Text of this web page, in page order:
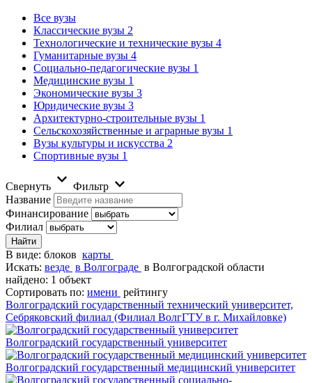
Все вузы
Классические вузы 2
Технологические и технические вузы 4
Гуманитарные вузы 4
Социально-педагогические вузы 1
Медицинские вузы 1
Экономические вузы 3
Юридические вузы 3
Архитектурно-строительные вузы 1
Сельскохозяйственные и аграрные вузы 1
Вузы культуры и искусства 2
Спортивные вузы 1
Свернуть
Фильтр
Название
Финансирование
Филиал
В виде: блоков карты
Искать: везде в Волгограде в Волгоградской области
найдено: 1 объект
Сортировать по: имени рейтингу
Волгоградский государственный технический университет,
Себряковский филиал (Филиал ВолгГТУ в г. Михайловке)
Волгоградский государственный университет
Волгоградский государственный медицинский университет